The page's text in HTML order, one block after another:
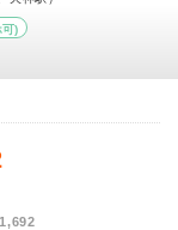
可)
1,692